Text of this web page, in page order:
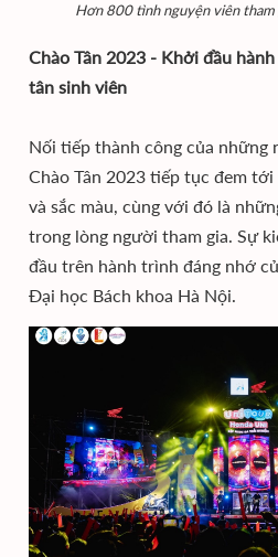
Hơn 800 tình nguyện viên
Chào Tân 2023 - Khởi đầu
tân sinh viên
Nối tiếp thành công của những
Chào Tân 2023 tiếp tục đem
và sắc màu, cùng với đó là
trong lòng người tham gia. Sự
đầu trên hành trình đáng nhớ
Đại học Bách khoa Hà Nội.